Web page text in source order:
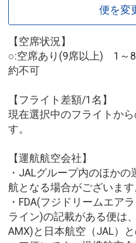
便を変
【空席状況】
○:空席あり(9席以上) 1～
約不可
【フライト差額/1名】
現在選択中のフライトか
す。
【運航航空会社】
・JALグループ内のほか
航となる場合がございます
・FDA(フジドリームエア
ライン)の記載がある便は
AMX)と日本航空（JAL）